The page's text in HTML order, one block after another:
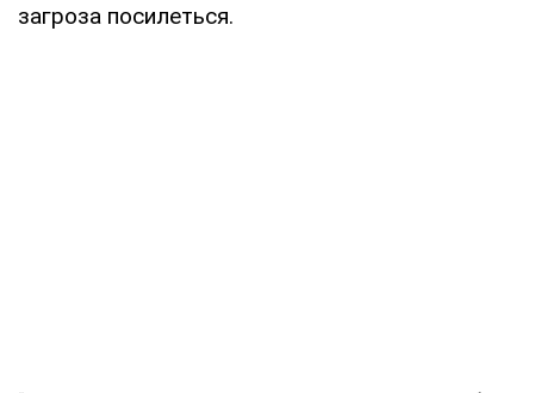
загроза посилеться.